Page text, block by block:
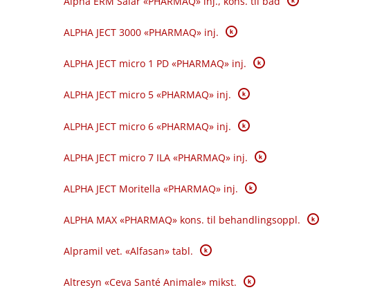
ALPHA JECT 3000 «PHARMAQ» inj. K
ALPHA JECT micro 1 PD «PHARMAQ» inj. K
ALPHA JECT micro 5 «PHARMAQ» inj. K
ALPHA JECT micro 6 «PHARMAQ» inj. K
ALPHA JECT micro 7 ILA «PHARMAQ» inj. K
ALPHA JECT Moritella «PHARMAQ» inj. K
ALPHA MAX «PHARMAQ» kons. til behandlingsoppl. K
Alpramil vet. «Alfasan» tabl. K
Altresyn «Ceva Santé Animale» mikst. K